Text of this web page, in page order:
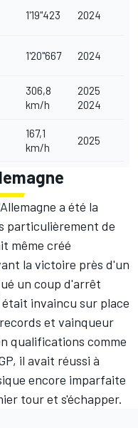
1'19"423 2024
1'20"667 2024
306,8
km/h
2025
2024
167,1
km/h
2025
a été la
particulièrement de
même créé
la victoire près d'un
un coup d'arrêt
invaincu sur place
et vainqueur
qualifications comme
il avait réussi à
encore imparfaite
tour et s'échapper.